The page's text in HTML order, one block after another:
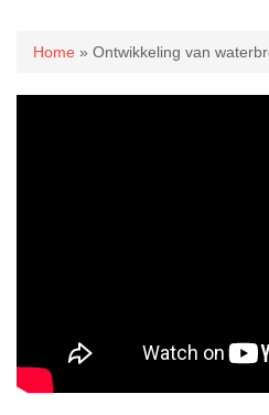
U bent hier
Home » Ontwikkeling van